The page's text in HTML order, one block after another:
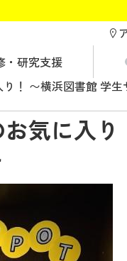
・研究支援
り！ 〜横浜図書館 学
お気に入